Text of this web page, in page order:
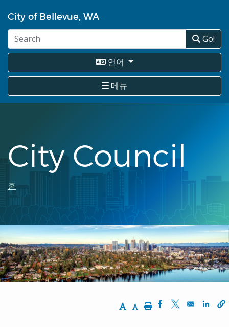
요
츠
건
뛰
City of Bellevue, WA
Go!
언어
메뉴
City Council
이
동
경
로
홈
Increase Text Size
Decrease Text Size
PrintOpens in a new
Opens in a